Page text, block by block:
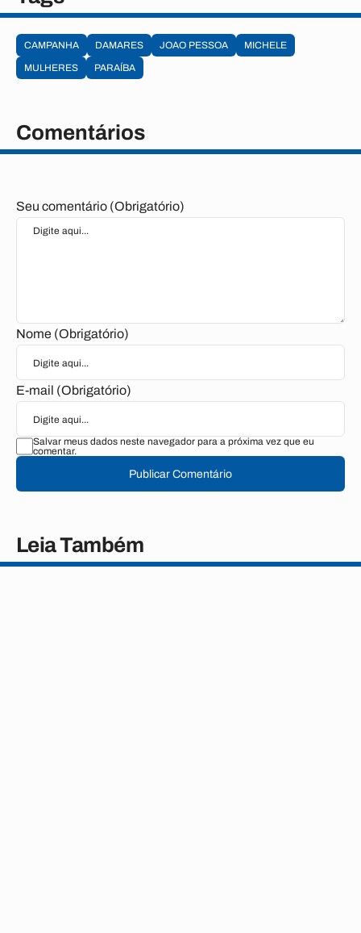
CAMPANHA DAMARES JOAO PESSOA
MICHELE
MULHERES
PARAÍBA
Comentários
Seu comentário (Obrigatório)
Nome (Obrigatório)
E-mail (Obrigatório)
Salvar meus dados neste navegador para a próxima vez que eu
comentar.
Publicar Comentário
Leia Também